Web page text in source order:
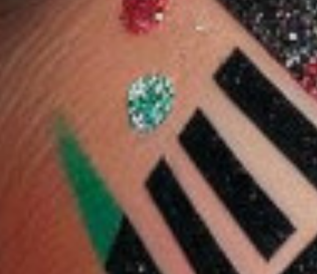
شجلام
10 %
شجلام احمر الشفاه غير
لامع طويل الأمد -
شيريشي يو
2.473 دب
2.226 دب
اشتر الآن
10 %
شيجلام أحمر شفاه ميرور
كيس عالي اللمعان - أ
بولد بلاان - 2.9 غرام
3.038 دب
2.734 دب
أضف
اشتر الآن
أحمر شفاه شيجلام
دينامات ماط بقاء طويل